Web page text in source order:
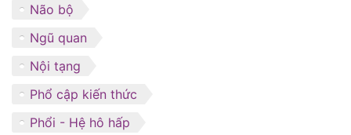
Não bộ
Ngũ quan
Nội tạng
Phổ cập kiến thức
Phổi - Hệ hô hấp